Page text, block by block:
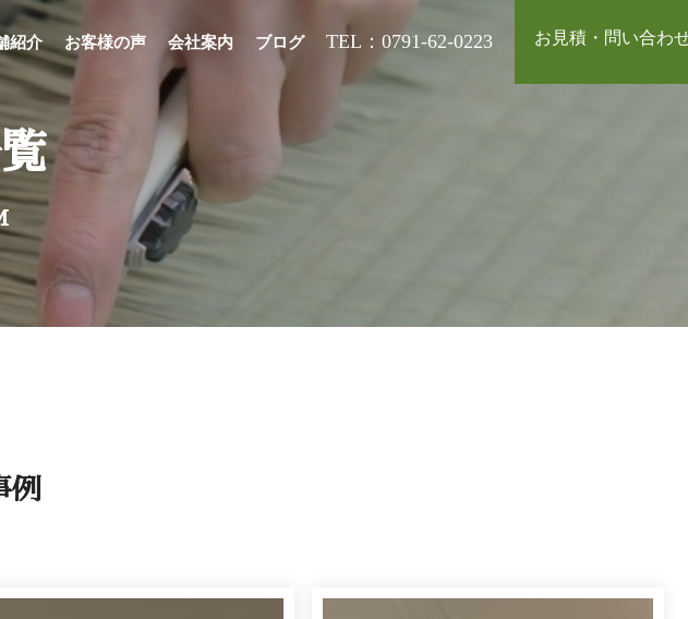
紹介 お客様の声 会社案内 ブログ TEL：0791-62-0223 お見積・問い合わ
例